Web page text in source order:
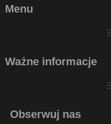
Menu
Ważne informacje
Obserwuj nas